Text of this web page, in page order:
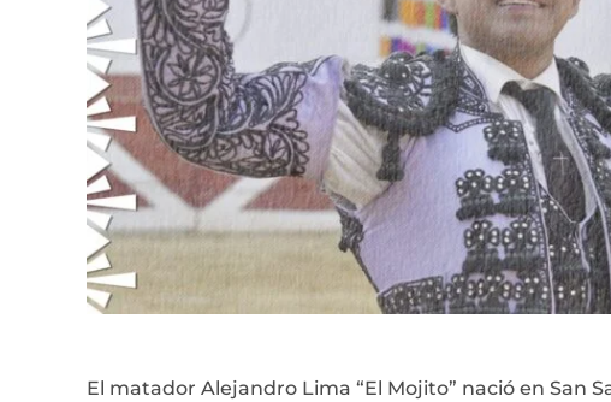
El matador Alejandro Lima “El Mojito” nació en San